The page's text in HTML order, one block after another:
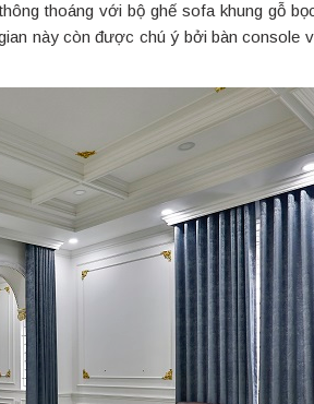
thoáng với bộ ghế sofa khung gỗ
này còn được chú ý bởi bàn console